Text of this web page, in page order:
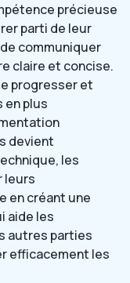
précieuse
parti de leur
communiquer
claire et concise.
progresser et
en plus
devient
les
leurs
en créant une
aide les
autres parties
efficacement les